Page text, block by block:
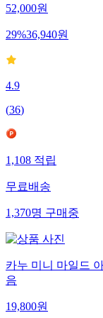
52,000원
29%36,940원
4.9
(36)
1,108적립
무료배송
1,370명구매중
카누 미니 마일드
음
19,800원